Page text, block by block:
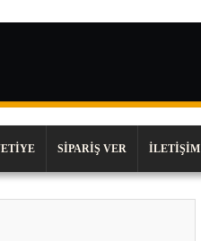
SIPARIŞ VER İLETIŞIM